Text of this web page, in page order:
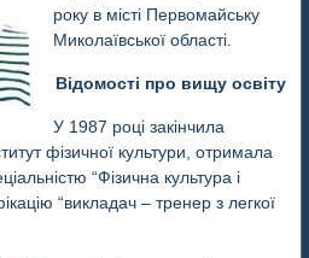
року в місті Первомайську
Миколаївської області.
Відомості про вищу освіту
У 1987 році закінчила
фізичної культури, отримала
“Фізична культура і
“викладач – тренер з легкої